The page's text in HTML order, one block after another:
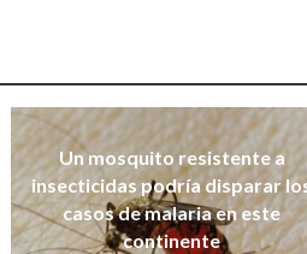
Un mosquito resistente a
insecticidas podría disparar
casos de malaria en este
continente